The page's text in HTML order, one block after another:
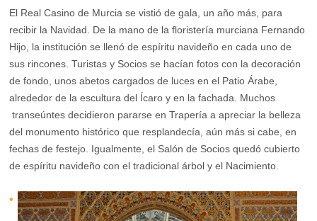
El Real Casino de Murcia se vistió de gala, un año más, para
recibir la Navidad. De la mano de la floristería murciana Fernando
Hijo, la institución se llenó de espíritu navideño en cada uno de
sus rincones. Turistas y Socios se hacían fotos con la decoración
de fondo, unos abetos cargados de luces en el Patio Árabe,
alrededor de la escultura del Ícaro y en la fachada. Muchos
transeúntes decidieron pararse en Trapería a apreciar la belleza
del monumento histórico que resplandecía, aún más si cabe, en
fechas de festejo. Igualmente, el Salón de Socios quedó cubierto
de espíritu navideño con el tradicional árbol y el Nacimiento.